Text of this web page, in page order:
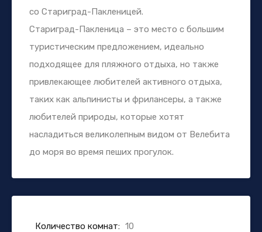
со Стариград-Пакленицей.
Стариград-Пакленица – это место с большим
туристическим предложением, идеально
подходящее для пляжного отдыха, но также
привлекающее любителей активного отдыха,
таких как альпинисты и фрилансеры, а также
любителей природы, которые хотят
насладиться великолепным видом от Велебита
до моря во время пеших прогулок.
Количество комнат: 10